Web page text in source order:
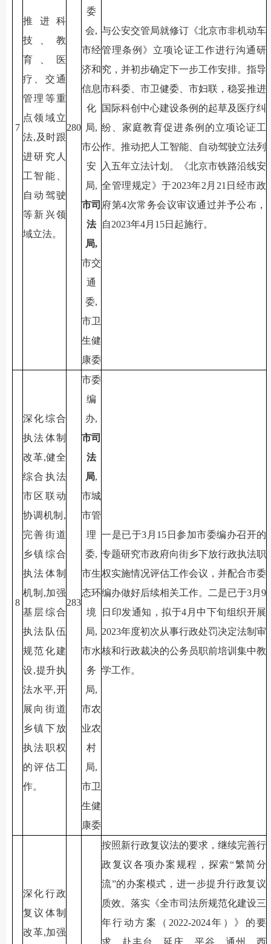
7
推进科
技、教
育、医
疗、交通
管理等重
点领域立
法,及时跟
进研究人
工智能、
自动驾驶
等新兴领
域立法。
280
委
会,
市经
济和
信息
化
局,
市公
安
局,
市司
法
局,
市交
通
委,
市卫
生健
康委
与公安交管局就修订《北京市非机动车
管理条例》立项论证工作进行沟通研
究，并初步确定下一步工作安排。指导
市科委、市卫健委、市妇联，稳妥推进
国际科创中心建设条例的起草及医疗纠
纷、家庭教育促进条例的立项论证工
作。推动把人工智能、自动驾驶立法列
入五年立法计划。《北京市铁路沿线安
全管理规定》于2023年2月21日经市政
府第4次常务会议审议通过并予公布，
自2023年4月15日起施行。
8
深化综合
执法体制
改革,健全
综合执法
市区联动
协调机制,
完善街道
乡镇综合
执法体制
机制,加强
基层综合
执法队伍
规范化建
设,提升执
法水平,开
展向街道
乡镇下放
执法职权
的评估工
作。
283
市委
编
办,
市司
法
局,
市城
市管
理
委,
市生
态环
境
局,
市水
务
局,
市农
业农
村
局,
市卫
生健
康委
一是已于3月15日参加市委编办召开的
专题研究市政府向街乡下放行政执法职
权实施情况评估工作会议，并配合市委
编办做好后续相关工作。二是已于3月9
日印发通知，拟于4月中下旬组织开展
2023年度初次从事行政处罚决定法制审
核和行政裁决的公务员职前培训集中教
学工作。
深化行政
复议体制
改革,加强
按照新行政复议法的要求，继续完善行
政复议各项办案规程，探索“繁简分
流”的办案模式，进一步提升行政复议
质效。落实《全市司法所规范化建设三
年行动方案（2022-2024年）》的要
求，赴丰台、延庆、平谷、通州、西